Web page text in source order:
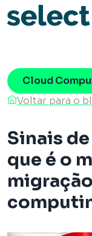
Menu
Cloud
Voltar para o
Sinais
que é o